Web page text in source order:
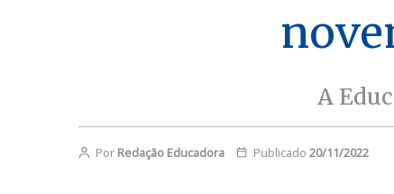
A
Por Redação Educadora Publicado 20/11/2022